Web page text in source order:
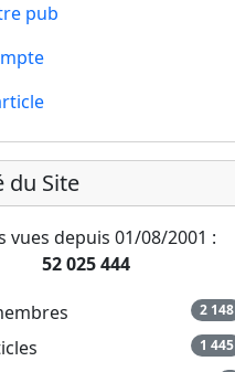
pub
du Site
vues depuis 01/08/2001 :
52 025 444
2 148
1 445